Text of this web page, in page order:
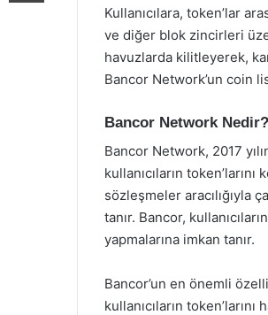
Kullanıcılara, token’lar
ve diğer blok zincirleri
havuzlarda kilitleyerek,
Bancor Network’un coin
Bancor Network Nedir?
Bancor Network, 2017
kullanıcıların
sözleşmeler aracılığıyla
tanır. Bancor,
yapmalarına imkan tanır.
Bancor’un en önemli
kullanıcıların